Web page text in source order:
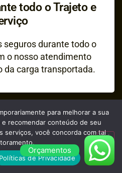
todo o Trajeto e
seguros durante todo o
o nosso atendimento
da carga transportada.
Orçamentos
para melhorar a sua
recomendar conteúdo de seu
serviços, você concorda com tal
Políticas de Privacidade